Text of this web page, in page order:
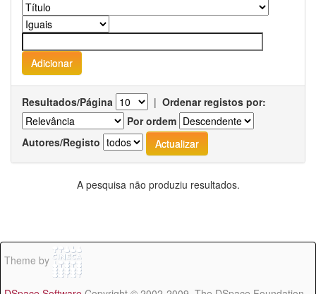
Resultados/Página | Ordenar registos por:
Por ordem
Autores/Registo
A pesquisa não produziu resultados.
Theme by